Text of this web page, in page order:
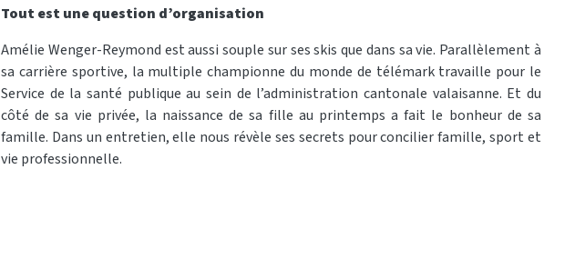
Tout est une question d’organisation
Amélie Wenger-Reymond est aussi souple sur ses skis que dans sa vie. Parallèlement à
sa carrière sportive, la multiple championne du monde de télémark travaille pour le
Service de la santé publique au sein de l’administration cantonale valaisanne. Et du
côté de sa vie privée, la naissance de sa fille au printemps a fait le bonheur de sa
famille. Dans un entretien, elle nous révèle ses secrets pour concilier famille, sport et
vie professionnelle.